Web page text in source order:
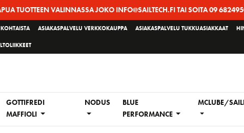
TUOTTEEN VALINNASSA JOKO INFO@SAILTECH.FI TAI SOITA 09
ASIAKASPALVELU VERKKOKAUPPA ASIAKASPALVELU TUKKUASIAKKAAT
GOTTIFREDI
MAFFIOLI
NODUS
BLUE
PERFORMANCE
MCLUBE/